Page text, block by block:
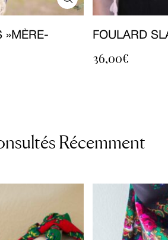
»MÈRE-
FOULARD
36,00€
Récemment